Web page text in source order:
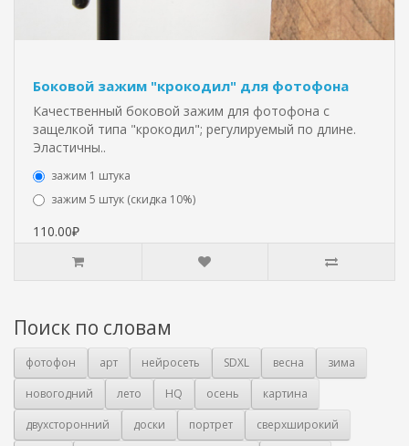
Боковой зажим "крокодил" для фотофона
Качественный боковой зажим для фотофона с
защелкой типа "крокодил"; регулируемый по длине.
Эластичны..
зажим 1 штука
зажим 5 штук (скидка 10%)
110.00₽
Поиск по словам
фотофон арт нейросеть SDXL весна
зима
новогодний
лето HQ осень
картина
двухсторонний
доски портрет
сверхширокий